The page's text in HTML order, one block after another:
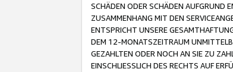
SCHÄDEN ODER SCHÄDEN AUFGRUND
ZUSAMMENHANG MIT DEN
ENTSPRICHT UNSERE
DEM 12-MONATSZEITRAUM
GEZAHLTEN ODER NOCH AN SIE ZU
EINSCHLIESSLICH DES RECHTS AUF